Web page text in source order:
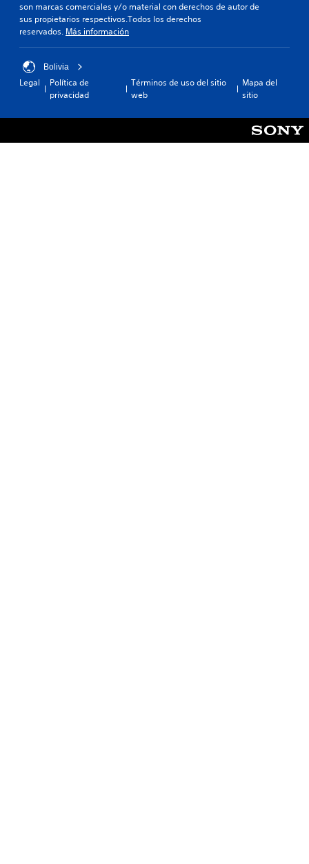
son marcas comerciales y/o material con derechos de autor de
sus propietarios respectivos.Todos los derechos
reservados. Más información
Bolivia
Legal
Política de
privacidad
Términos de uso del sitio
web
Mapa del
sitio